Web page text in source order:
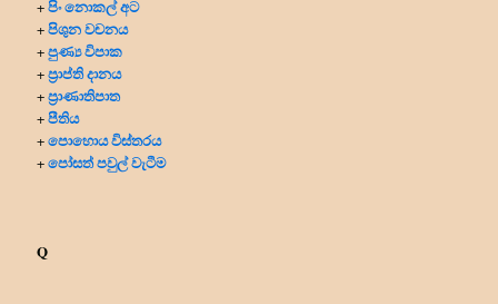
+පිං නොකල් අට
+පිශුන වචනය
+පුණ්‍ය විපාක
+ප්‍රාප්ති දානය
+ප්‍රාණාතිපාත
+පීතිය
+පොහොය විස්තරය
+පෝසත් පවුල් වැටීම
Q